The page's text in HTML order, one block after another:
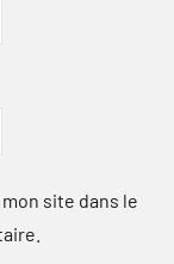
site dans le